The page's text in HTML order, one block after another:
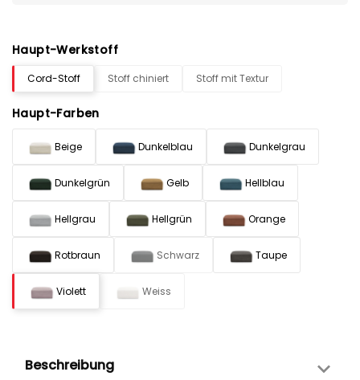
Haupt-Werkstoff
Cord-Stoff Stoff chiniert Stoff mit Textur
Haupt-Farben
Beige Dunkelblau Dunkelgrau
Dunkelgrün Gelb Hellblau
Hellgrau Hellgrün Orange
Rotbraun Schwarz Taupe
Violett Weiss
Beschreibung